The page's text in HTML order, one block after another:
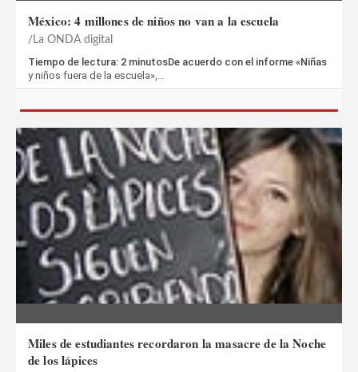
México: 4 millones de niños no van a la escuela
La ONDA digital
Tiempo de lectura: 2 minutosDe acuerdo con el informe «Niñas
y niños fuera de la escuela»,…
Miles de estudiantes recordaron la masacre de la Noche
de los lápices